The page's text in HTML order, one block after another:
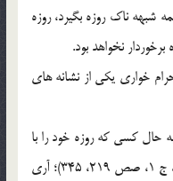
شبهه ناك روزه بگیرد، روزه
نخواهد بود.
خوارى یكى از نشانه هاى
حال كسى كه روزه خود را با
غذاى حرام افطار كند ( حلیة الابرار، بحرانى ، ج 1، صص 219، 345)؛ آرى